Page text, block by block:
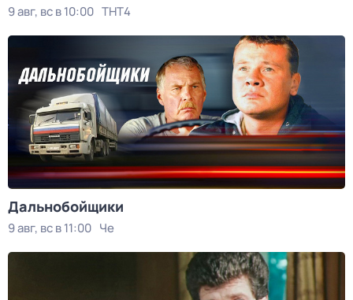
9 авг, вс в 10:00 ТНТ4
Дальнобойщики
9 авг, вс в 11:00 Че